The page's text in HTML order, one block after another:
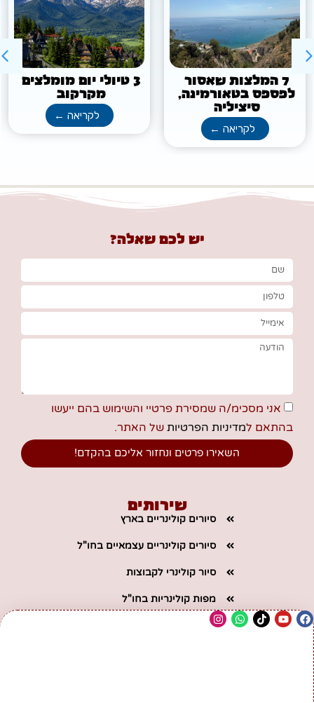
7 המלצות שאסור
לפספס בטאורמינה,
סיציליה
לקריאה ←
3 טיולי יום מומלצים
מקרקוב
לקריאה ←
יש לכם שאלה?
אני מסכימ/ה שמסירת פרטיי והשימוש בהם ייעשו
בהתאם למדיניות הפרטיות של האתר.
השאירו פרטים ונחזור אליכם בהקדם!
שירותים
סיורים קולינריים בארץ
סיורים קולינריים עצמאיים בחו"ל
סיור קולינרי לקבוצות
מפות קולינריות בחו"ל
שיתופי פעולה באינסטגרם